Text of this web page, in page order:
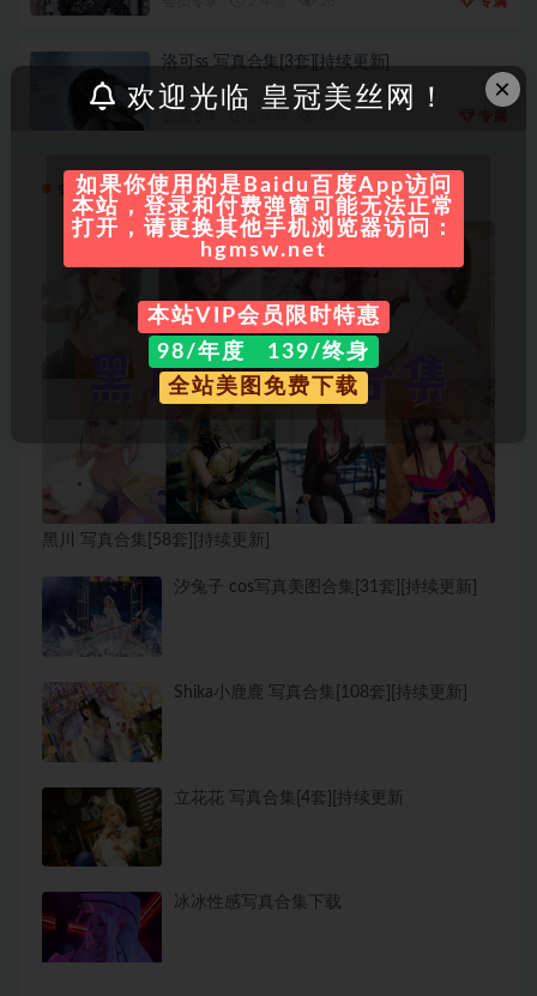
洛可ss 写真合集[3套][持续更新]
会员专享
黑川 写真合集[58套][持续更新]
汐兔子 cos写真美图合集[31套][持续更新]
Shika小鹿鹿 写真合集[108套][持续更新]
立花花 写真合集[4套][持续更新
冰冰性感写真合集下载
×
欢迎光临 皇冠美丝网！
如果你使用的是Baidu百度App访问
本站，登录和付费弹窗可能无法正常
打开，请更换其他手机浏览器访问：
hgmsw.net
本站VIP会员限时特惠
98/年度 139/终身
全站美图免费下载